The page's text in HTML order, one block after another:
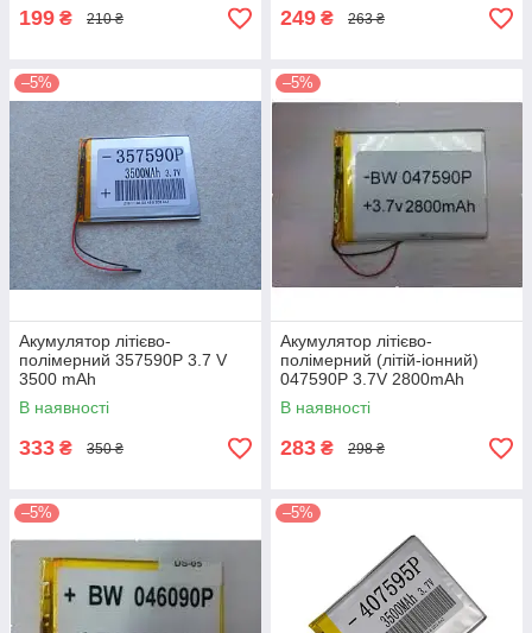
199 ₴ 210 ₴ 249 ₴ 263 ₴
–5%
Акумулятор літієво-
полімерний 357590P 3.7 V
3500 mAh
В наявності
333 ₴ 350 ₴
–5%
Акумулятор літієво-
полімерний (літій-іонний)
047590P 3.7V 2800mAh
В наявності
283 ₴ 298 ₴
–5% –5%